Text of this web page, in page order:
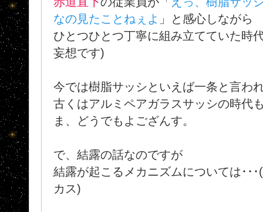
なの見たことねぇよ 」と感心しながら
ひとつひとつ丁寧に組み立てていた時
妄想です)
今では樹脂サッシといえば一条と言わ
古くはアルミペアガラスサッシの時代
ま、どうでもよござんす。
で、結露の話なのですが
結露が起こるメカニズムについては･
カス)